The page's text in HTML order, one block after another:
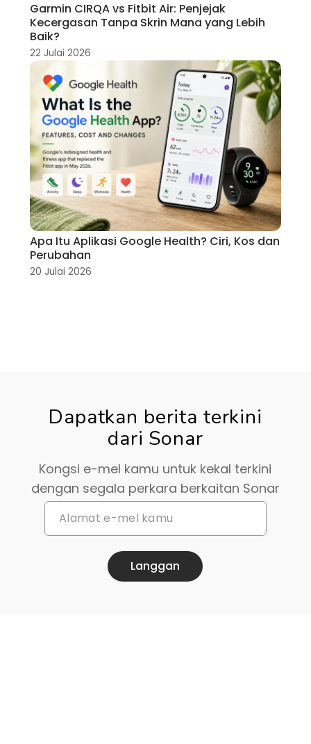
Garmin CIRQA vs Fitbit Air: Penjejak
Kecergasan Tanpa Skrin Mana yang Lebih
Baik?
22 Julai 2026
Apa Itu Aplikasi Google Health? Ciri, Kos dan
Perubahan
20 Julai 2026
Dapatkan berita terkini
dari Sonar
Kongsi e-mel kamu untuk kekal terkini
dengan segala perkara berkaitan Sonar
Langgan